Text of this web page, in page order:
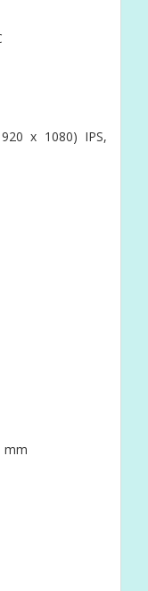
x 1080) IPS,
mm